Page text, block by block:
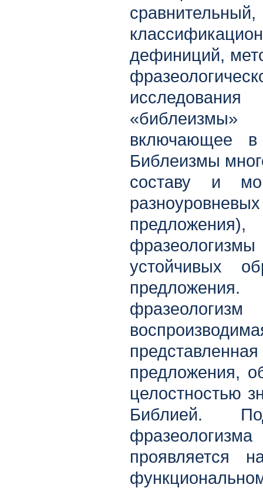
дефиниций,
включающее в
Библеизмы
составу и
устойчивых
предложения,
целостностью
Библией.
проявляется